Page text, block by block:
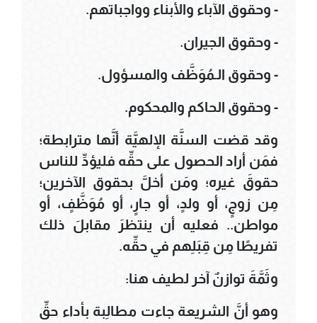
- وحقوق الآباء والأبناء وواجباتهم.
- وحقوق الجيران.
- وحقوق الـمُوَظَّف والمسؤول.
- وحقوق الحاكم والمحكوم.
وقد قضت السنَّة الإلهيَّة أنَّها مترابطة؛
فمَن أراد الحصول على حقِّه فليؤدِّ للناس
حقوقَ غيره؛ ومَن أخلَّ بحقوق الآخرين؛
مِن زوجٍ، أو ولدٍ، أو جارٍ، أو مُوَظَّفٍ، أو
مواطن.. فعليه أن ينتظرَ مقابلَ ذلك
تفريطًا مِن قِبَلِهم في حقِّه.
وثَمَّةَ توازنٌ آخر لطيف هنا:
وهو أنَّ الشريعة جاءت مطالِبة بأداء حقِّ